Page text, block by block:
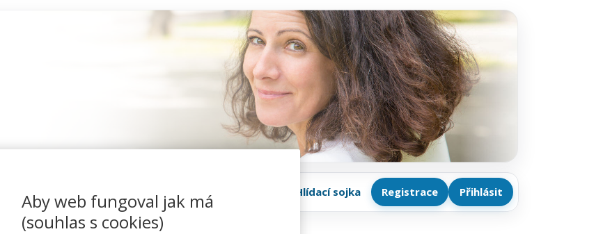
Proč se registrovat Hlídací sojka Registrace Přihlásit
Aby web fungoval jak má
(souhlas s cookies)